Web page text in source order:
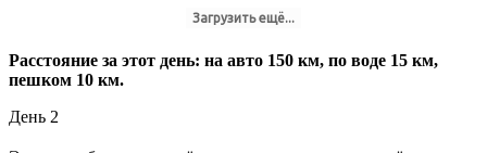
Загрузить ещё...
Расстояние за этот день: на авто 150 км, по воде 15 км,
пешком 10 км.
День 2